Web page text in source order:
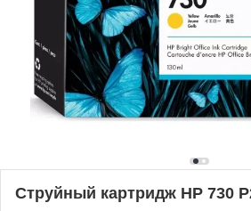
Струйный картридж HP 730